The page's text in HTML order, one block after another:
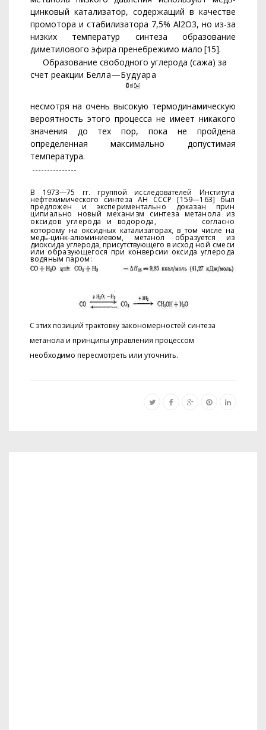
цинковый катализатор, содержащий вкачестве
промотора и стабилизатора 7,5% Аl2О3, но из-за
низких температур синтеза образование
диметилового эфира пренебре­жимо мало [15].
Образование свободного углерода (сажа) за
счет реакции Бел­ла—Будуара
несмотря на очень высокую термодинамическую
вероятность этого процесса не имеет никакого
значения до тех пор, пока не пройдена
определенная максимально допустимая
температура.
---------------
В 1973—75 гг. группой исследователей Института
нефтехимического син­теза АН СССР [159—163] был
предложен и экспериментально доказан прин­
ципиально новый механизм синтеза метанола из
оксидов углерода и водорода,
согласно
которому на оксидных катализаторах, в том числе на
медь-цинк-алю­миниевом, метанол образуется из
диоксида углерода, присутствующего в исход ной смеси
или образующегося при конверсии оксида углерода
водяным паром:
С этих позиций трактовку закономерностей синтеза
метанола и принципы упра­вления процессом
необходимо пересмотреть или уточнить.